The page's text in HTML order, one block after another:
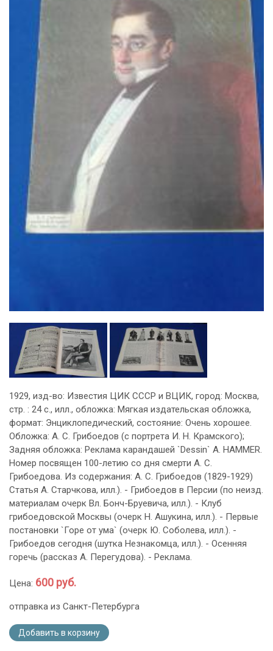
1929, изд-во: Известия ЦИК СССР и ВЦИК, город: Москва,
стр. : 24 с., илл., обложка: Мягкая издательская обложка,
формат: Энциклопедический, состояние: Очень хорошее.
Обложка: А. С. Грибоедов (с портрета И. Н. Крамского);
Задняя обложка: Реклама карандашей `Dessin` А. HAMMER.
Номер посвящен 100-летию со дня смерти А. С.
Грибоедова. Из содержания: А. С. Грибоедов (1829-1929)
Статья А. Старчкова, илл.). - Грибоедов в Персии (по неизд.
материалам очерк Вл. Бонч-Бруевича, илл.). - Клуб
грибоедовской Москвы (очерк Н. Ашукина, илл.). - Первые
постановки `Горе от ума` (очерк Ю. Соболева, илл.). -
Грибоедов сегодня (шутка Незнакомца, илл.). - Осенняя
горечь (рассказ А. Перегудова). - Реклама.
Цена: 600 руб.
отправка из Санкт-Петербурга
Добавить в корзину